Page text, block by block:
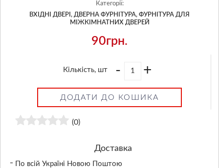
Категорії:
ВХІДНІ ДВЕРІ, ДВЕРНА ФУРНІТУРА, ФУРНІТУРА ДЛЯ
МІЖКІМНАТНИХ ДВЕРЕЙ
90грн.
Кількість, шт - +
ДОДАТИ ДО КОШИКА
(0)
Доставка
По всій Україні Новою Поштою